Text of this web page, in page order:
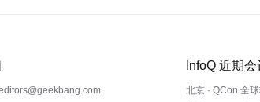
InfoQ 近期会
北京 · QCon 全